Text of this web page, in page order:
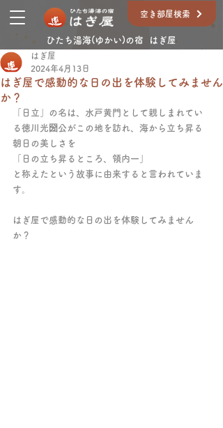
空き部屋検索
ひたち湯海(ゆかい)の宿 はぎ屋
はぎ屋で感動的な日の出を体験してみません
か？
はぎ屋
2024年4月13日
「日立」の名は、水戸黄門として親しまれてい
る徳川光圀公がこの地を訪れ、海から立ち昇る
朝日の美しさを
「日の立ち昇るところ、領内一」
と称えたという故事に由来すると言われていま
す。
はぎ屋で感動的な日の出を体験してみません
か？